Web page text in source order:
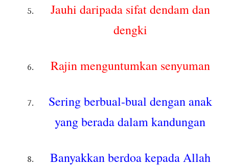
Jauhi daripada sifat dendam dan
dengki
Rajin menguntumkan senyuman
Sering berbual-bual dengan anak
yang berada dalam kandungan
Banyakkan berdoa kepada Allah